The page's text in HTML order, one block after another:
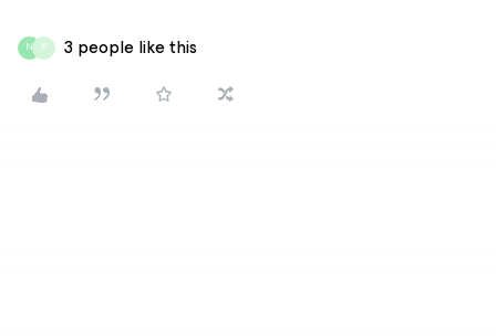
N P 3 people like this